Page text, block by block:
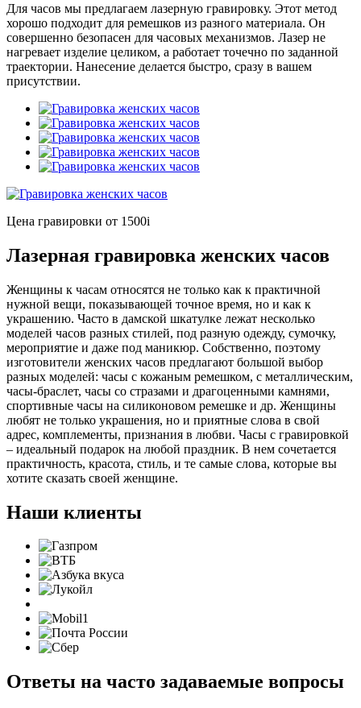
Для часов мы предлагаем лазерную гравировку. Этот метод
хорошо подходит для ремешков из разного материала. Он
совершенно безопасен для часовых механизмов. Лазер не
нагревает изделие целиком, а работает точечно по заданной
траектории. Нанесение делается быстро, сразу в вашем
присутствии.
Цена гравировки от 1500i
Лазерная гравировка женских часов
Женщины к часам относятся не только как к практичной
нужной вещи, показывающей точное время, но и как к
украшению. Часто в дамской шкатулке лежат несколько
моделей часов разных стилей, под разную одежду, сумочку,
мероприятие и даже под маникюр. Собственно, поэтому
изготовители женских часов предлагают большой выбор
разных моделей: часы с кожаным ремешком, с металлическим,
часы-браслет, часы со стразами и драгоценными камнями,
спортивные часы на силиконовом ремешке и др. Женщины
любят не только украшения, но и приятные слова в свой
адрес, комплементы, признания в любви. Часы с гравировкой
– идеальный подарок на любой праздник. В нем сочетается
практичность, красота, стиль, и те самые слова, которые вы
хотите сказать своей женщине.
Наши клиенты
Ответы на часто задаваемые вопросы